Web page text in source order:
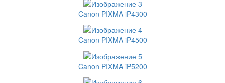
Canon PIXMA iP4300
Canon PIXMA iP4500
Canon PIXMA iP5200